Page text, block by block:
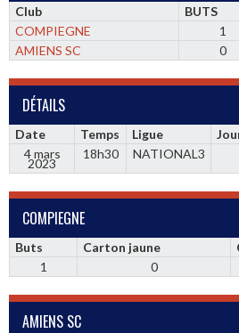
Club BUTS
COMPIEGNE
1
AMIENS SC
0
DÉTAILS
Date Temps Ligue
4 mars
2023
18h30 NATIONAL3
COMPIEGNE
Buts Carton jaune
1
0
AMIENS SC